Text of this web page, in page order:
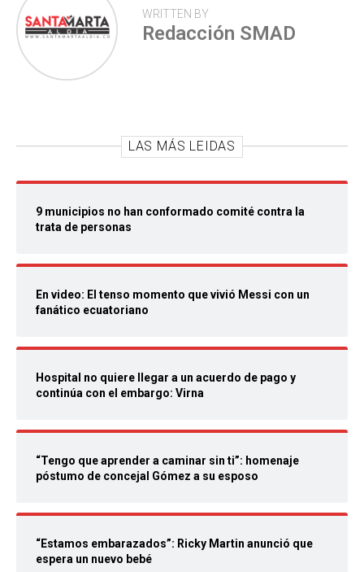
WRITTEN BY
Redacción SMAD
LAS MÁS LEIDAS
9 municipios no han conformado comité contra la
trata de personas
En video: El tenso momento que vivió Messi con un
fanático ecuatoriano
Hospital no quiere llegar a un acuerdo de pago y
continúa con el embargo: Virna
“Tengo que aprender a caminar sin ti”: homenaje
póstumo de concejal Gómez a su esposo
“Estamos embarazados”: Ricky Martin anunció que
espera un nuevo bebé